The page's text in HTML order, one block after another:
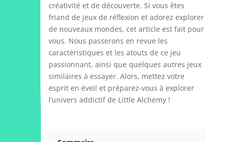
créativité et de découverte. Si vous êtes
friand de jeux de réflexion et adorez explorer
de nouveaux mondes, cet article est fait pour
vous. Nous passerons en revue les
caractéristiques et les atouts de ce jeu
passionnant, ainsi que quelques autres jeux
similaires à essayer. Alors, mettez votre
esprit en éveil et préparez-vous à explorer
l’univers addictif de Little Alchemy !